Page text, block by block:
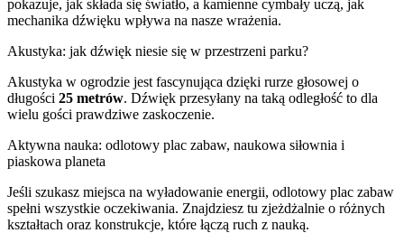
pokazuje, jak składa się światło, a kamienne cymbały uczą, jak
mechanika dźwięku wpływa na nasze wrażenia.
Akustyka: jak dźwięk niesie się w przestrzeni parku?
Akustyka w ogrodzie jest fascynująca dzięki rurze głosowej o
długości 25 metrów. Dźwięk przesyłany na taką odległość to dla
wielu gości prawdziwe zaskoczenie.
Aktywna nauka: odlotowy plac zabaw, naukowa siłownia i
piaskowa planeta
Jeśli szukasz miejsca na wyładowanie energii, odlotowy plac zabaw
spełni wszystkie oczekiwania. Znajdziesz tu zjeżdżalnie o różnych
kształtach oraz konstrukcje, które łączą ruch z nauką.